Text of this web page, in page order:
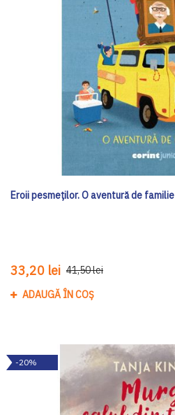
Eroii pesmeților. O aventură de familie
33,20 lei 41,50 lei
ADAUGĂ ÎN COȘ
-20%